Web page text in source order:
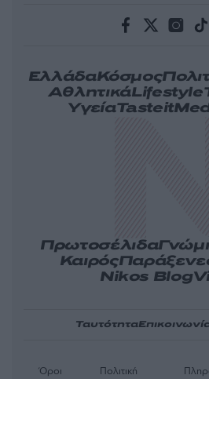
ΕλλάδαΚόσμος
ΑθλητικάLifestyle
ΥγείαTasteit
Πρωτοσέλιδα
Καιρός
Nikos Blog
Ταυτότητα
Όροι
Πολιτική